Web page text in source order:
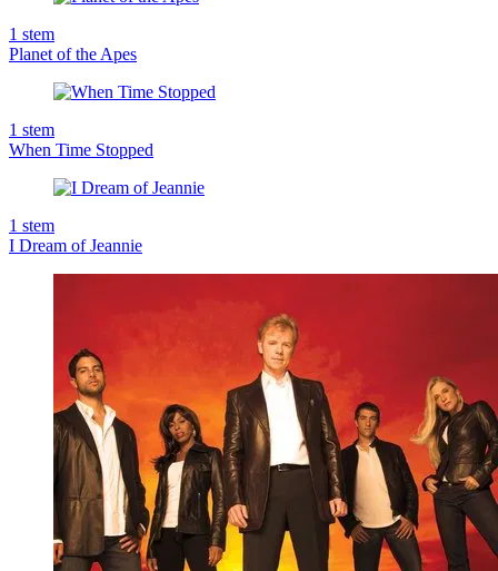
1 stem
Planet of the Apes
1 stem
When Time Stopped
1 stem
I Dream of Jeannie